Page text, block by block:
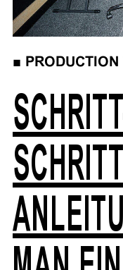
■ PRODUCTION
SCHRITT